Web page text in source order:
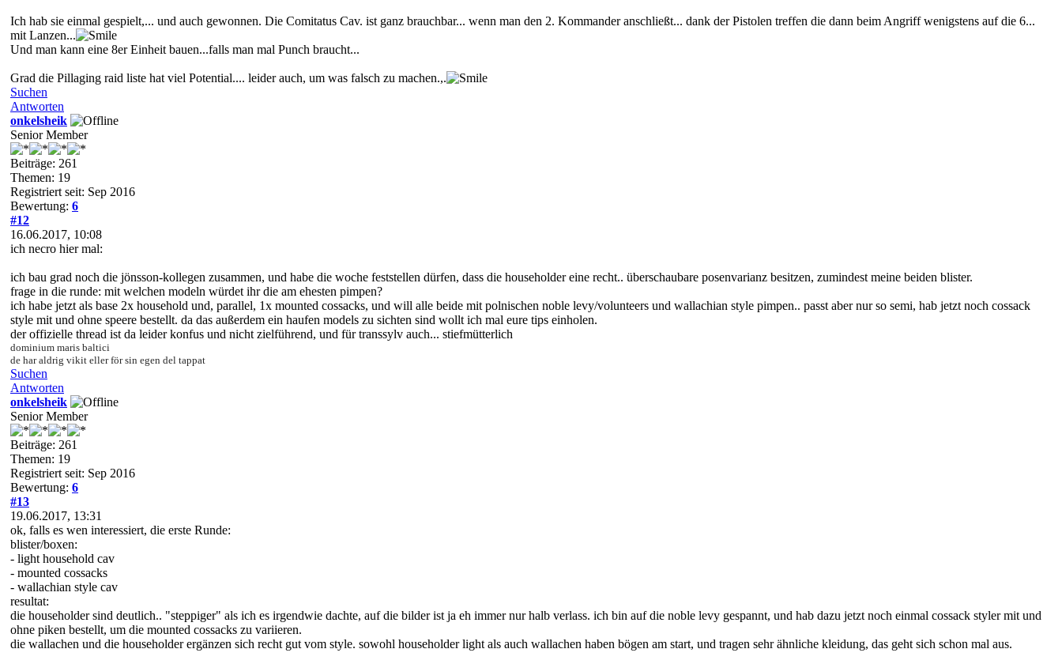
Ich hab sie einmal gespielt,... und auch gewonnen. Die Comitatus Cav. ist ganz brauchbar... wenn man den 2. Kommander anschließt... dank der Pistolen treffen die dann beim Angriff wenigstens auf die 6...
mit Lanzen...
Und man kann eine 8er Einheit bauen...falls man mal Punch braucht...
Grad die Pillaging raid liste hat viel Potential.... leider auch, um was falsch zu machen.,.
Suchen
Antworten
onkelsheik
Senior Member
Beiträge: 261
Themen: 19
Registriert seit: Sep 2016
Bewertung: 6
#12
16.06.2017, 10:08
ich necro hier mal:
ich bau grad noch die jönsson-kollegen zusammen, und habe die woche feststellen dürfen, dass die householder eine recht.. überschaubare posenvarianz besitzen, zumindest meine beiden blister.
frage in die runde: mit welchen modeln würdet ihr die am ehesten pimpen?
ich habe jetzt als base 2x household und, parallel, 1x mounted cossacks, und will alle beide mit polnischen noble levy/volunteers und wallachian style pimpen.. passt aber nur so semi, hab jetzt noch cossack
style mit und ohne speere bestellt. da das außerdem ein haufen models zu sichten sind wollt ich mal eure tips einholen.
der offizielle thread ist da leider konfus und nicht zielführend, und für transsylv auch... stiefmütterlich
dominium maris baltici
de har aldrig vikit eller för sin egen del tappat
Suchen
Antworten
onkelsheik
Senior Member
Beiträge: 261
Themen: 19
Registriert seit: Sep 2016
Bewertung: 6
#13
19.06.2017, 13:31
ok, falls es wen interessiert, die erste Runde:
blister/boxen:
- light household cav
- mounted cossacks
- wallachian style cav
resultat:
die householder sind deutlich.. "steppiger" als ich es irgendwie dachte, auf die bilder ist ja eh immer nur halb verlass. ich bin auf die noble levy gespannt, und hab dazu jetzt noch einmal cossack styler mit und
ohne piken bestellt, um die mounted cossacks zu variieren.
die wallachen und die householder ergänzen sich recht gut vom style. sowohl householder light als auch wallachen haben bögen am start, und tragen sehr ähnliche kleidung, das geht sich schon mal aus.